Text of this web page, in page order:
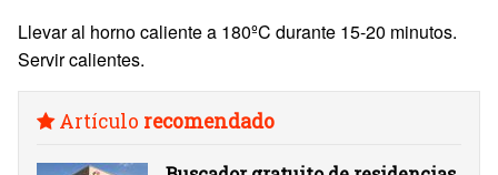
Llevar al horno caliente a 180ºC durante 15-20 minutos.
Servir calientes.
Artículo recomendado